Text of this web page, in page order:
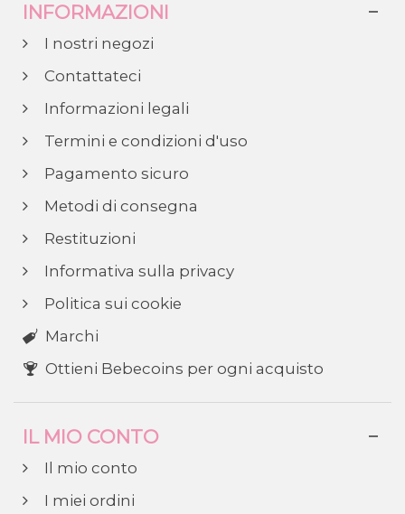
INFORMAZIONI
I nostri negozi
Contattateci
Informazioni legali
Termini e condizioni d'uso
Pagamento sicuro
Metodi di consegna
Restituzioni
Informativa sulla privacy
Politica sui cookie
Marchi
Ottieni Bebecoins per ogni acquisto
IL MIO CONTO
Il mio conto
I miei ordini